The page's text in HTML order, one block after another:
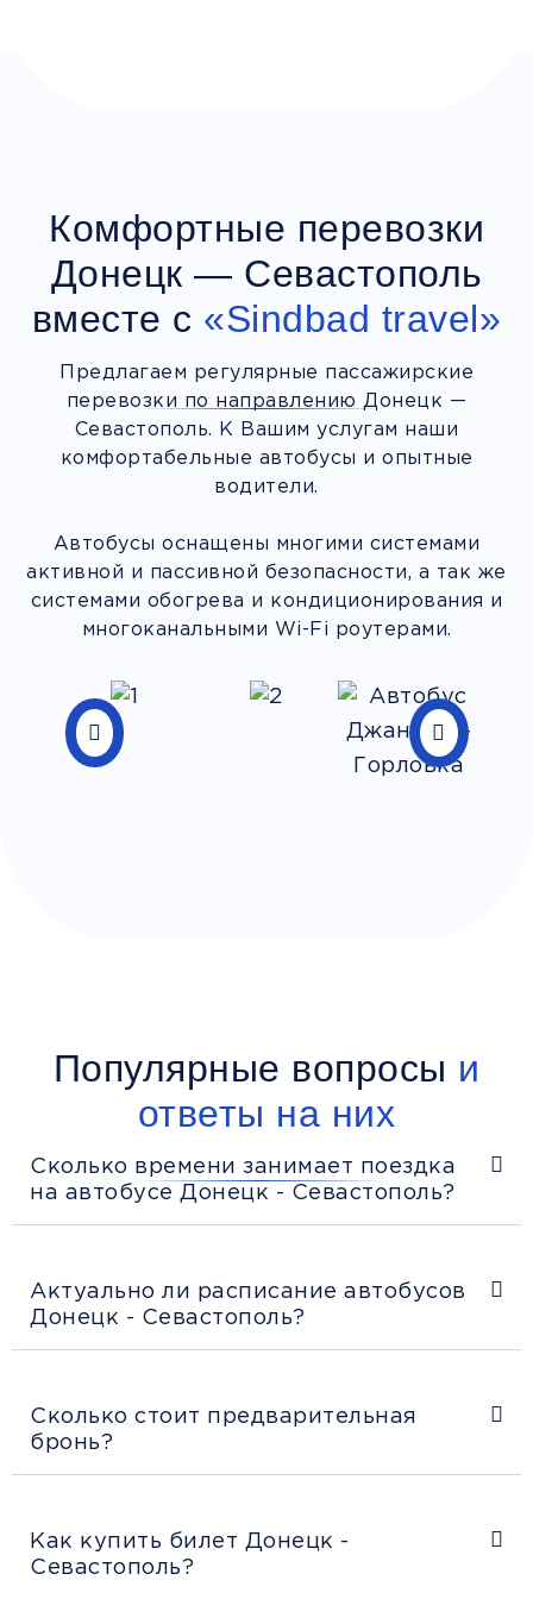
Комфортные перевозки
Донецк — Севастополь
вместе с «Sindbad travel»
Предлагаем регулярные пассажирские
перевозки по направлению Донецк —
Севастополь. К Вашим услугам наши
комфортабельные автобусы и опытные
водители.
Автобусы оснащены многими системами
активной и пассивной безопасности, а так же
системами обогрева и кондиционирования и
многоканальными Wi-Fi роутерами.
Популярные вопросы и
ответы на них
Сколько времени занимает поездка
на автобусе Донецк - Севастополь?
Актуально ли расписание автобусов
Донецк - Севастополь?
Сколько стоит предварительная
бронь?
Как купить билет Донецк -
Севастополь?